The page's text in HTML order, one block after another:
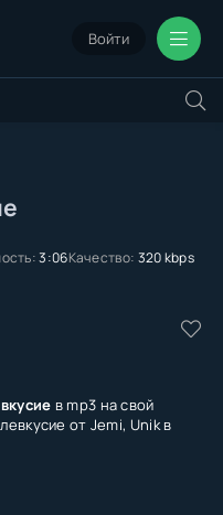
Войти
3:06Качество: 320 kbps
в mp3 на свой
от Jemi, Unik в